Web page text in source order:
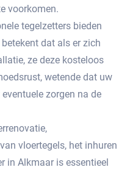
voorkomen.
tegelzetters bieden
dat als er zich
ze deze kosteloos
wetende dat uw
zorgen na de
vloertegels, het inhuren
in Alkmaar is essentieel